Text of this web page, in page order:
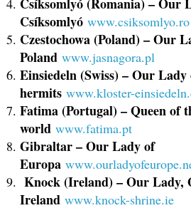
Csíksomlyó www.csiksomlyo.ro
Czestochowa (Poland) – Our
Poland www.jasnagora.pl
Einsiedeln (Swiss) – Our Lady
hermits www.kloster-
Fatima (Portugal) – Queen of
world www.fatima.pt
Gibraltar – Our Lady of
Europa
Knock (Ireland) – Our Lady,
Ireland www.knock-shrine.ie